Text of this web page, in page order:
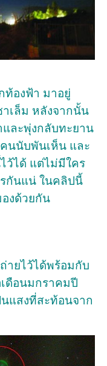
ท้องฟ้า มาอยู่
าเล็ม หลังจากนั้น
ละพุ่งกลับทะยาน
นนับพันเห็น และ
ได้ แต่ไม่มีใคร
กันแน่ ในคลิปนี้
งด้วยกัน
ายไว้ได้พร้อมกับ
เดือนมกราคมปี
แสงที่สะท้อนจาก